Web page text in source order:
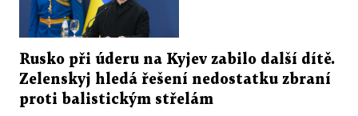
Rusko při úderu na Kyjev zabilo další dítě.
Zelenskyj hledá řešení nedostatku zbraní
proti balistickým střelám